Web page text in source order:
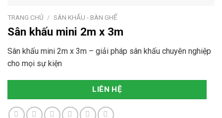
TRANG CHỦ / SÂN KHẤU - BÀN GHẾ
Sân khấu mini 2m x 3m
Sân khấu mini 2m x 3m – giải pháp sân khấu chuyên nghiệp
cho mọi sự kiện
LIÊN HỆ